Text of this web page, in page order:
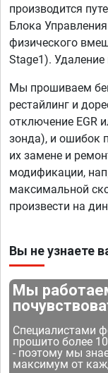
производится
Блока
физического
Stage1). Удаление
Мы прошиваем
рестайлинг и
отключение EGR
зонда), и ошибок
их замене и
модификации,
максимальной
произвести на
Вы не узнаете
Мы
Специалистами
прошито более
- поэтому мы
максимум от